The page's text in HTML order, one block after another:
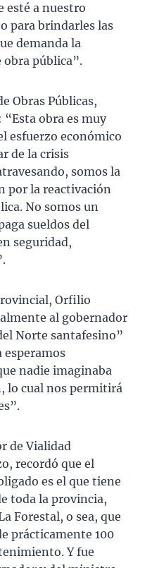
esté a nuestro
para brindarles las
demanda la
pública”.
Obras Públicas,
obra es muy
esfuerzo económico
de la crisis
somos la
por la reactivación
No somos un
sueldos del
seguridad,
Orfilio
al gobernador
Norte santafesino”
esperamos
nadie imaginaba
lo cual nos permitirá
de Vialidad
recordó que el
es el que tiene
toda la provincia,
Forestal, o sea, que
prácticamente 100
Y fue